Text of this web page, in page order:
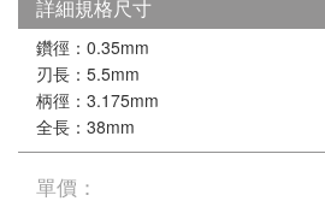
詳細規格尺寸
鑽徑：0.35mm
刃長：5.5mm
柄徑：3.175mm
全長：38mm
單價：